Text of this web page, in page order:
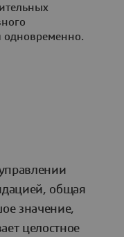
одновременно.
общая
значение,
целостное